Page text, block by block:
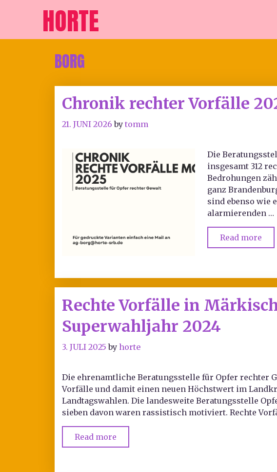
HORTE
BORG
Chronik rechter Vorfälle
21. JUNI 2026 bytomm
Die
insgesamt 312
Bedrohungen
ganz
sind ebenso wie
alarmierenden …
Read more
Rechte Vorfälle in
Superwahljahr 2024
3. JULI 2025 byhorte
Die ehrenamtliche Beratungsstelle für Opfer rechter
Vorfälle und damit einen neuen Höchstwert im
Landtagswahlen. Die landesweite Beratungsstelle
sieben davon waren rassistisch motiviert. Rechte
Read more